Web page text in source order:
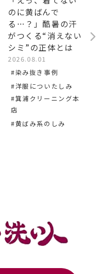
のに黄ばんで
る…？」酷暑の汗
がつくる“消えない
シミ”の正体とは
2026.08.01
#染み抜き事例
#洋服についたしみ
#箕浦クリーニング本
店
#黄ばみ系のしみ